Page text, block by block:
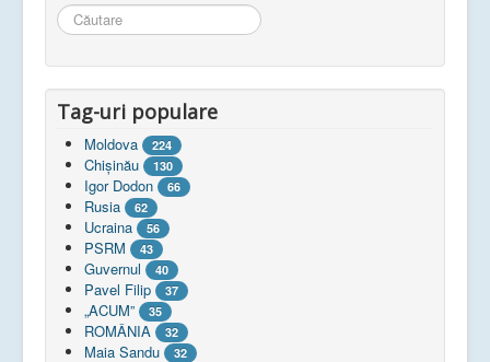
Căutare
...
Tag-uri populare
Moldova 224
Chişinău 130
Igor Dodon 66
Rusia 62
Ucraina 56
PSRM 43
Guvernul 40
Pavel Filip 37
„ACUM” 35
ROMÂNIA 32
Maia Sandu 32